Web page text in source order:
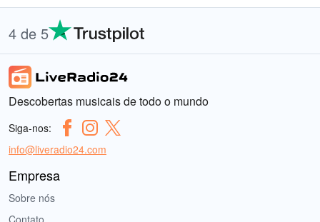
4 de 5
Descobertas musicais de todo o mundo
Siga-nos:
info@liveradio24.com
Empresa
Sobre nós